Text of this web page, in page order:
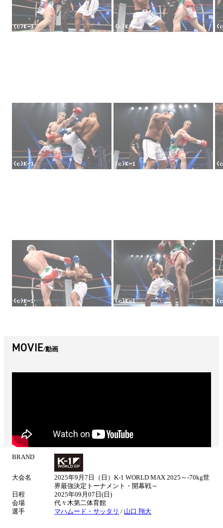
MOVIE 動画
BRAND
大会名
2025年9月7日（日）K-1 WORLD MAX 2025～-70kg世
界最強決定トーナメント・開幕戦～
日程
2025年09月07日(日)
会場
代々木第二体育館
選手
マハムード・サッタリ / 山口 翔大